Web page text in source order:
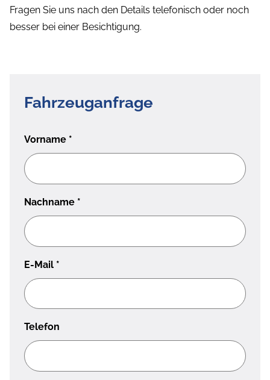
Fragen Sie uns nach den Details telefonisch oder noch
besser bei einer Besichtigung.
Fahrzeuganfrage
Vorname *
Nachname *
E-Mail *
Telefon